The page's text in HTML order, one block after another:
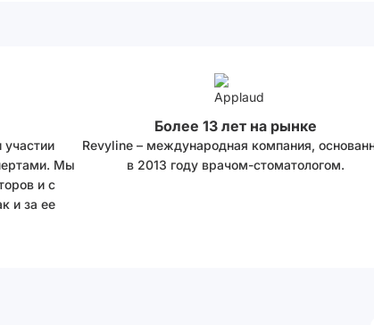
участии
Мы
и с
и за ее
Более 13 лет на рынке
Revyline – международная компания,
в 2013 году врачом-стоматологом.